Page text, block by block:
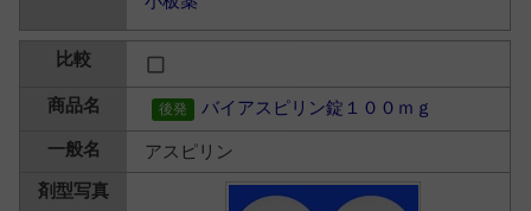
バイアスピリン錠１００ｍｇ
アスピリン